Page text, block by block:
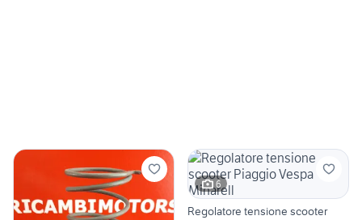
6
Regolatore tensione scooter